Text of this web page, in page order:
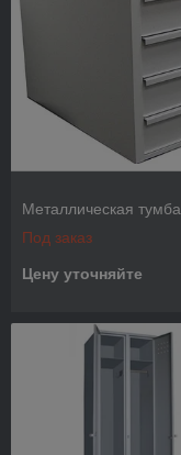
Металлическая тумба
Под заказ
Цену уточняйте